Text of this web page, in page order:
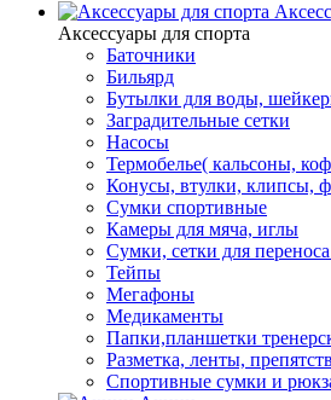
Аксессуары для спорта
Баточники
Бильярд
Бутылки для воды,
Заградительные сетки
Насосы
Термобелье( кальсоны,
Конусы, втулки, клипсы,
Сумки спортивные
Камеры для мяча, иглы
Сумки, сетки для
Тейпы
Мегафоны
Медикаменты
Папки,планшетки
Разметка, ленты,
Спортивные сумки и